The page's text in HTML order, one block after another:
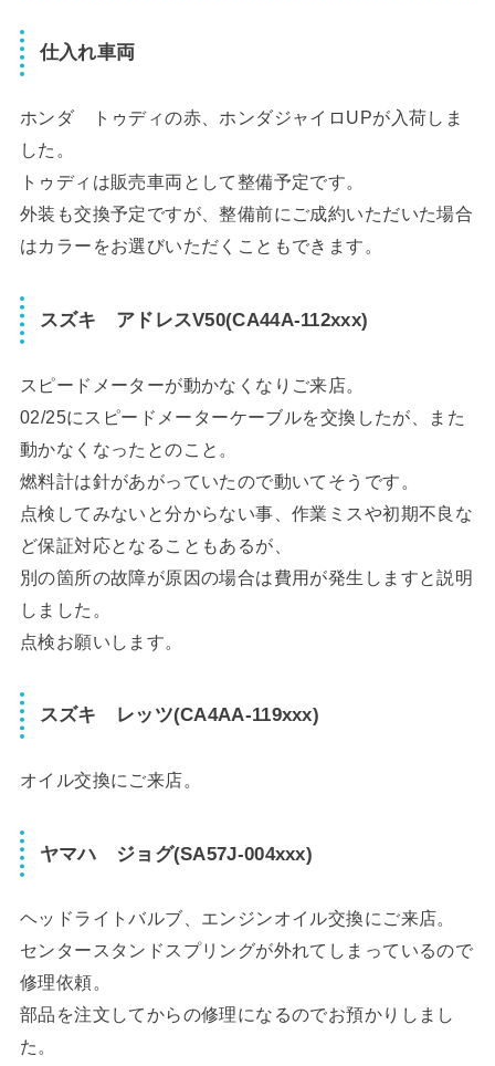
仕入れ車両
ホンダ トゥディの赤、ホンダジャイロUPが入荷しま
した。
トゥディは販売車両として整備予定です。
外装も交換予定ですが、整備前にご成約いただいた場合
はカラーをお選びいただくこともできます。
スズキ アドレスV50(CA44A-112xxx)
スピードメーターが動かなくなりご来店。
02/25にスピードメーターケーブルを交換したが、また
動かなくなったとのこと。
燃料計は針があがっていたので動いてそうです。
点検してみないと分からない事、作業ミスや初期不良な
ど保証対応となることもあるが、
別の箇所の故障が原因の場合は費用が発生しますと説明
しました。
点検お願いします。
スズキ レッツ(CA4AA-119xxx)
オイル交換にご来店。
ヤマハ ジョグ(SA57J-004xxx)
ヘッドライトバルブ、エンジンオイル交換にご来店。
センタースタンドスプリングが外れてしまっているので
修理依頼。
部品を注文してからの修理になるのでお預かりしまし
た。